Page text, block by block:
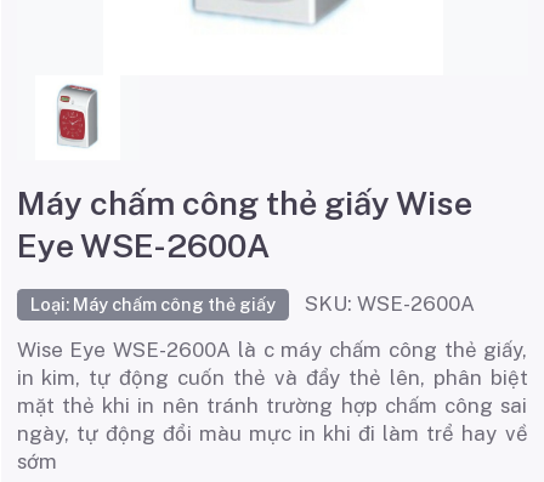
Máy chấm công thẻ giấy Wise
Eye WSE-2600A
Loại: Máy chấm công thẻ giấy
SKU: WSE-2600A
Wise Eye WSE-2600A là c máy chấm công thẻ giấy,
in kim, tự động cuốn thẻ và đẩy thẻ lên, phân biệt
mặt thẻ khi in nên tránh trường hợp chấm công sai
ngày, tự động đổi màu mực in khi đi làm trể hay về
sớm